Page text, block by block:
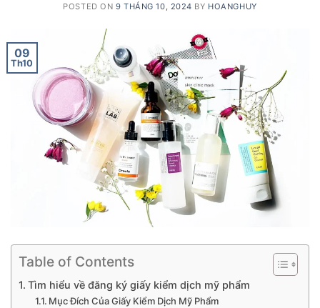
POSTED ON 9 THÁNG 10, 2024 BY HOANGHUY
09
Th10
Table of Contents
Tìm hiểu về đăng ký giấy kiểm dịch mỹ phẩm
Mục Đích Của Giấy Kiểm Dịch Mỹ Phẩm